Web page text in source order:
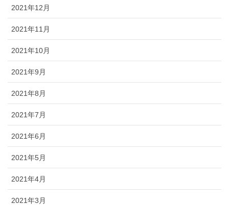
2021年12月
2021年11月
2021年10月
2021年9月
2021年8月
2021年7月
2021年6月
2021年5月
2021年4月
2021年3月